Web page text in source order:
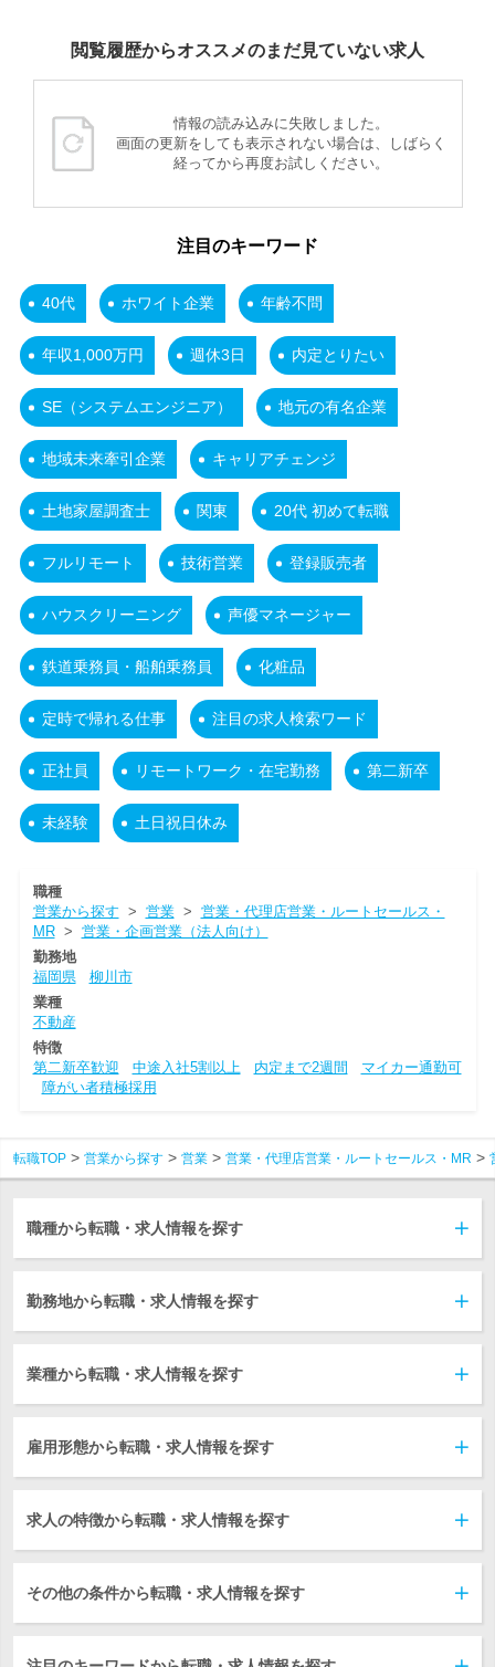
閲覧履歴からオススメのまだ見ていない求人
情報の読み込みに失敗しました。
画面の更新をしても表示されない場合は、しばらく
経ってから再度お試しください。
注目のキーワード
40代 ホワイト企業 年齢不問
年収1,000万円 週休3日 内定とりたい
SE（システムエンジニア） 地元の有名企業
地域未来牽引企業 キャリアチェンジ
土地家屋調査士 関東 20代 初めて転職
フルリモート 技術営業 登録販売者
ハウスクリーニング 声優マネージャー
鉄道乗務員・船舶乗務員 化粧品
定時で帰れる仕事 注目の求人検索ワード
正社員 リモートワーク・在宅勤務 第二新卒
未経験 土日祝日休み
職種
営業から探す > 営業> 営業・代理店営業・ルートセールス・
MR> 営業・企画営業（法人向け）
勤務地
福岡県
柳川市
業種
不動産
特徴
第二新卒歓迎
中途入社5割以上 内定まで2週間
マイカー通勤可
障がい者積極採用
転職TOP 営業から探す 営業 営業・代理店営業・ルートセールス・MR
職種から転職・求人情報を探す
勤務地から転職・求人情報を探す
業種から転職・求人情報を探す
雇用形態から転職・求人情報を探す
求人の特徴から転職・求人情報を探す
その他の条件から転職・求人情報を探す